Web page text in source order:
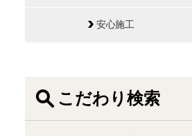
安心施工
こだわり検索